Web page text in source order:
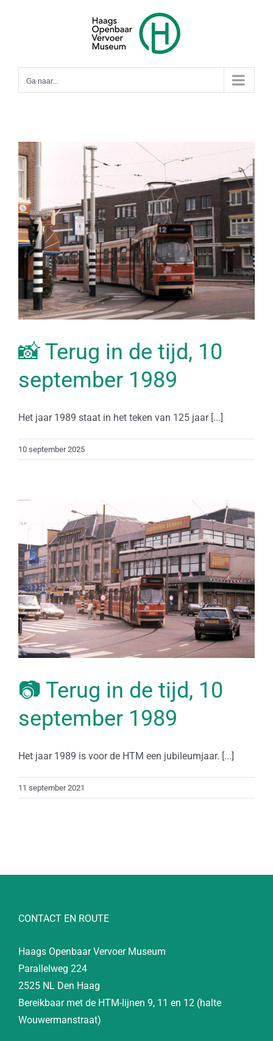
Ga naar...
📸 Terug in de tijd, 10
september 1989
Het jaar 1989 staat in het teken van 125 jaar [...]
10 september 2025
📷 Terug in de tijd, 10
september 1989
Het jaar 1989 is voor de HTM een jubileumjaar. [...]
11 september 2021
CONTACT EN ROUTE
Haags Openbaar Vervoer Museum
Parallelweg 224
2525 NL Den Haag
Bereikbaar met de HTM-lijnen 9, 11 en 12 (halte
Wouwermanstraat)